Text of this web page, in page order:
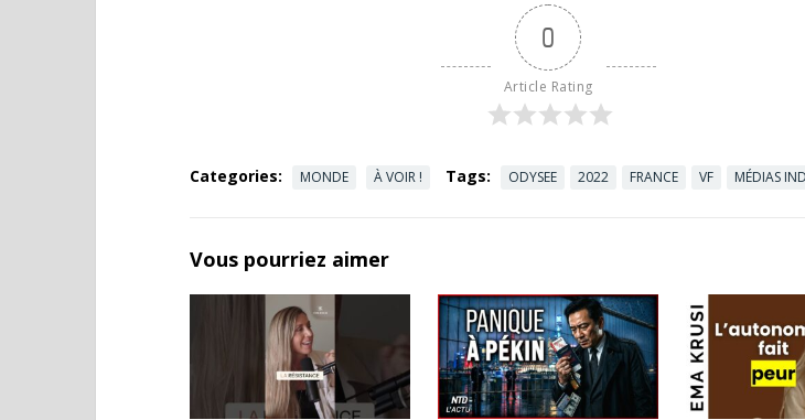
0
Article Rating
Categories: MONDE À VOIR ! Tags: ODYSEE 2022 FRANCE VF MÉDIAS
Vous pourriez aimer